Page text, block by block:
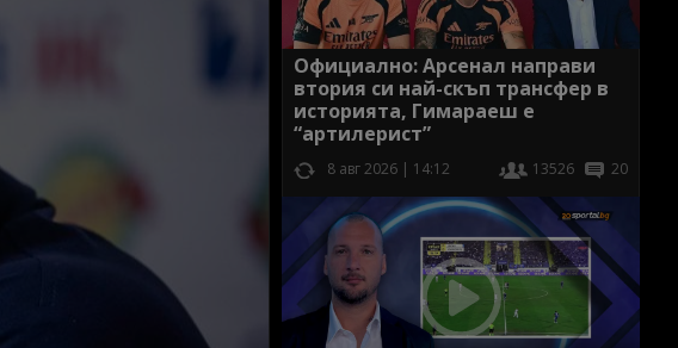
Официално: Арсенал направи
втория си най-скъп трансфер в
историята, Гимараеш е
“артилерист”
8 авг 2026 | 14:12 13526 20